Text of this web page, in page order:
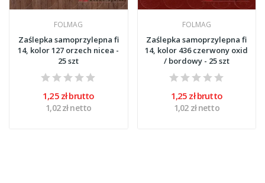
FOLMAG
Zaślepka samoprzylepna fi
14, kolor 127 orzech nicea -
25 szt
1,25 zł brutto
1,02 zł netto
FOLMAG
Zaślepka samoprzylepna fi
14, kolor 436 czerwony oxid
/ bordowy - 25 szt
1,25 zł brutto
1,02 zł netto